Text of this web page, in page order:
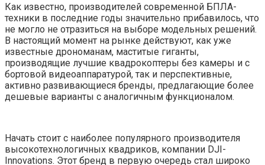
Как известно, производителей современной БПЛА-
техники в последние годы значительно прибавилось, что
не могло не отразиться на выборе модельных решений.
В настоящий момент на рынке действуют, как уже
известные дрономанам, маститые гиганты,
производящие лучшие квадрокоптеры без камеры и с
бортовой видеоаппаратурой, так и перспективные,
активно развивающиеся бренды, предлагающие более
дешевые варианты с аналогичным функционалом.
Начать стоит с наиболее популярного производителя
высокотехнологичных квадриков, компании DJI-
Innovations. Этот бренд в первую очередь стал широко